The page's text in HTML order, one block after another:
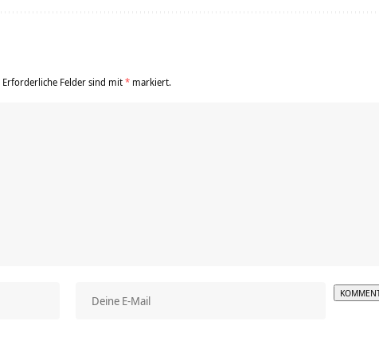
Erforderliche Felder sind mit* markiert.